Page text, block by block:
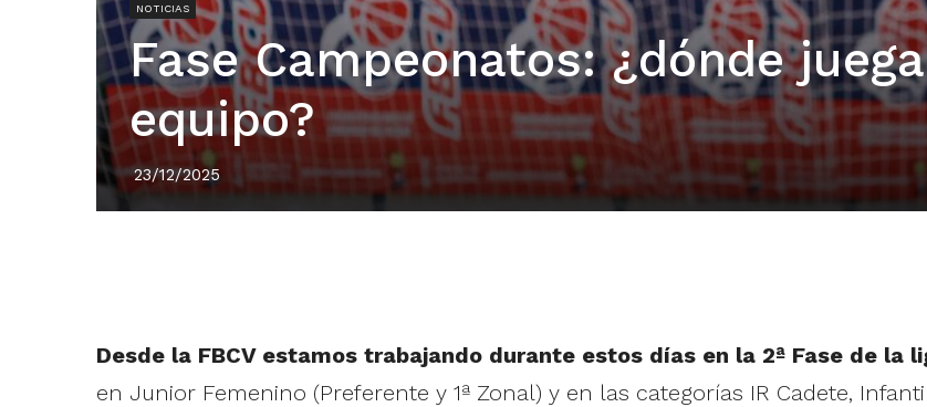
NOTICIAS
Fase Campeonatos: ¿dónde
equipo?
23/12/2025
Desde la FBCV estamos trabajando durante estos días en la 2ª Fase de la
en Junior Femenino (Preferente y 1ª Zonal) y en las categorías IR Cadete,